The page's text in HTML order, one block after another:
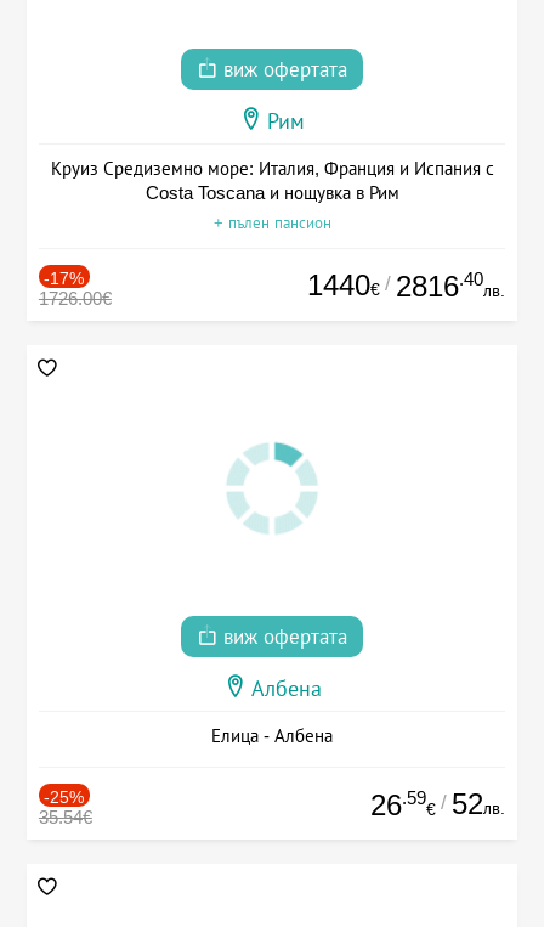
виж офертата
Рим
Круиз Средиземно море: Италия, Франция и Испания с
Costa Toscana и нощувка в Рим
+ пълен пансион
-17%
1726.00€ 1440€ / 2816.40
лв.
виж офертата
Албена
Елица - Албена
-25%
35.54€ 26.59
€ / 52лв.